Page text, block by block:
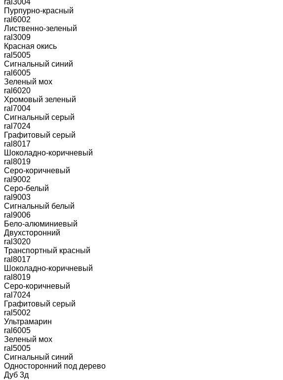
Пурпурно-красный
ral6002
Лиственно-зеленый
ral3009
Красная окись
ral5005
Сигнальный синий
ral6005
Зеленый мох
ral6020
Хромовый зеленый
ral7004
Сигнальный серый
ral7024
Графитовый серый
ral8017
Шоколадно-коричневый
ral8019
Серо-коричневый
ral9002
Серо-белый
ral9003
Сигнальный белый
ral9006
Бело-алюминиевый
Двухсторонний
ral3020
Транспортный красный
ral8017
Шоколадно-коричневый
ral8019
Серо-коричневый
ral7024
Графитовый серый
ral5002
Ультрамарин
ral6005
Зеленый мох
ral5005
Сигнальный синий
Односторонний под дерево
Дуб 3д